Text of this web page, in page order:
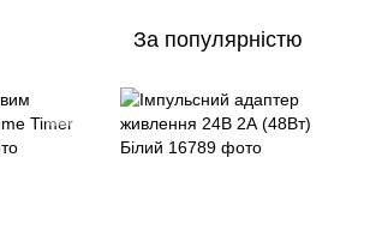
За популярністю